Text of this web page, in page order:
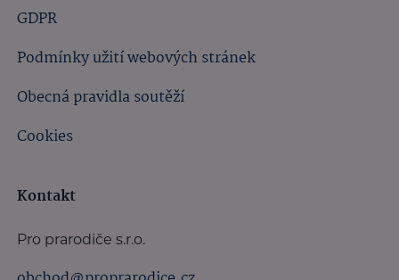
GDPR
Podmínky užití webových stránek
Obecná pravidla soutěží
Cookies
Kontakt
Pro prarodiče s.r.o.